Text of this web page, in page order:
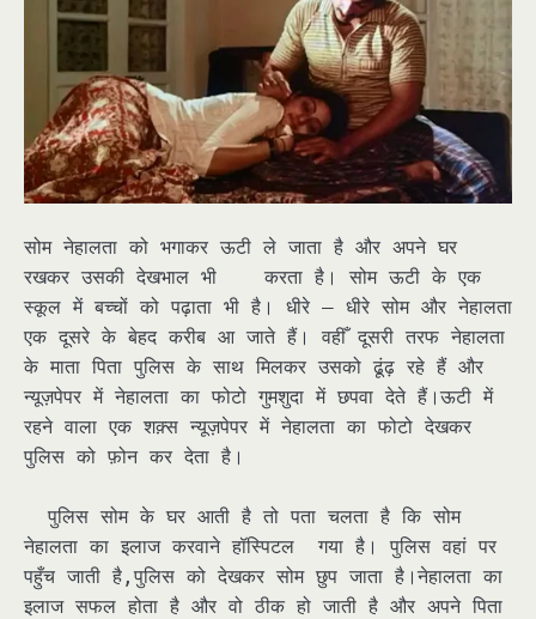
सोम नेहालता को भगाकर ऊटी ले जाता है और अपने घर
रखकर उसकी देखभाल भी करता है। सोम ऊटी के एक
स्कूल में बच्चों को पढ़ाता भी है। धीरे – धीरे सोम और नेहालता
एक दूसरे के बेहद करीब आ जाते हैं। वहीँ दूसरी तरफ नेहालता
के माता पिता पुलिस के साथ मिलकर उसको ढूंढ़ रहे हैं और
न्यूज़पेपर में नेहालता का फोटो गुमशुदा में छपवा देते हैं।ऊटी में
रहने वाला एक शक़्स न्यूज़पेपर में नेहालता का फोटो देखकर
पुलिस को फ़ोन कर देता है।
पुलिस सोम के घर आती है तो पता चलता है कि सोम
नेहालता का इलाज करवाने हॉस्पिटल गया है। पुलिस वहां पर
पहुँच जाती है,पुलिस को देखकर सोम छुप जाता है।नेहालता का
इलाज सफल होता है और वो ठीक हो जाती है और अपने पिता